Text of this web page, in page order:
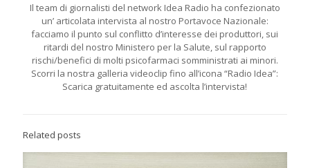
Il team di giornalisti del network Idea Radio ha confezionato
un’ articolata intervista al nostro Portavoce Nazionale:
facciamo il punto sul conflitto d’interesse dei produttori, sui
ritardi del nostro Ministero per la Salute, sul rapporto
rischi/benefici di molti psicofarmaci somministrati ai minori.
Scorri la nostra galleria videoclip fino all’icona “Radio Idea”:
Scarica gratuitamente ed ascolta l’intervista!
Related posts